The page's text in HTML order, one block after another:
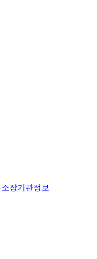
소장기관정보